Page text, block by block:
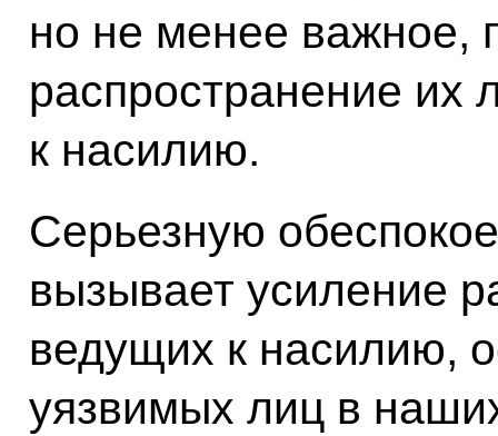
но не менее важное,
распространение их
к насилию.
Серьезную
вызывает усиление
ведущих к насилию,
уязвимых лиц в